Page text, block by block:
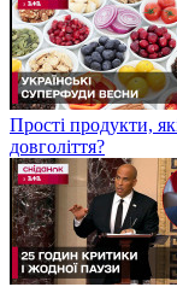
Прості продукти,
довголіття?